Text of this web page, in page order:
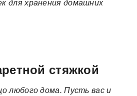
для хранения домашних
стяжкой
любого дома. Пусть вас и